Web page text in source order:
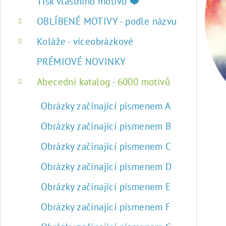
OBLÍBENÉ MOTIVY - podle názvu
Koláže - víceobrázkové
PRÉMIOVÉ NOVINKY
Abecední katalog - 6000 motivů
Obrázky začínající písmenem A
Obrázky začínající písmenem B
Obrázky začínající písmenem C
Obrázky začínající písmenem D
Obrázky začínající písmenem E
Obrázky začínající písmenem F